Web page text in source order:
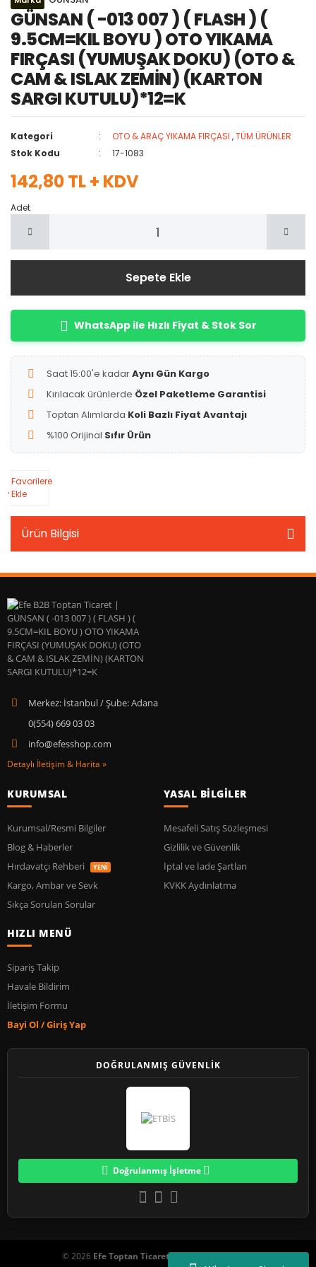
GÜNSAN ( -013 007 ) ( FLASH ) (
9.5CM=KIL BOYU ) OTO YIKAMA
FIRÇASI (YUMUŞAK DOKU) (OTO &
CAM & ISLAK ZEMİN) (KARTON
SARGI KUTULU)*12=K
Kategori OTO & ARAÇ YIKAMA FIRÇASI ,TÜM ÜRÜNLER
Stok Kodu
17-1083
142,80 TL + KDV
Adet
Sepete Ekle
WhatsApp ile Hızlı Fiyat & Stok Sor
Saat 15:00'e kadarAynı Gün Kargo
Kırılacak ürünlerde Özel Paketleme Garantisi
Toptan Alımlarda Koli Bazlı Fiyat Avantajı
%100 Orijinal Sıfır Ürün
Favorilere
Ekle
Ürün Bilgisi
Merkez: İstanbul / Şube: Adana
0(554) 669 03 03
info@efesshop.com
Detaylı İletişim & Harita »
KURUMSAL
Kurumsal/Resmi Bilgiler
Blog & Haberler
Hırdavatçı Rehberi
YENİ
Kargo, Ambar ve Sevk
Sıkça Sorulan Sorular
YASAL BİLGİLER
Mesafeli Satış Sözleşmesi
Gizlilik ve Güvenlik
İptal ve İade Şartları
KVKK Aydınlatma
HIZLI MENÜ
Sipariş Takip
Havale Bildirim
İletişim Formu
Bayi Ol / Giriş Yap
DOĞRULANMIŞ GÜVENLİK
Doğrulanmış İşletme
© 2026 Efe Toptan Ticaret. Tüm Hakları Saklıdır.